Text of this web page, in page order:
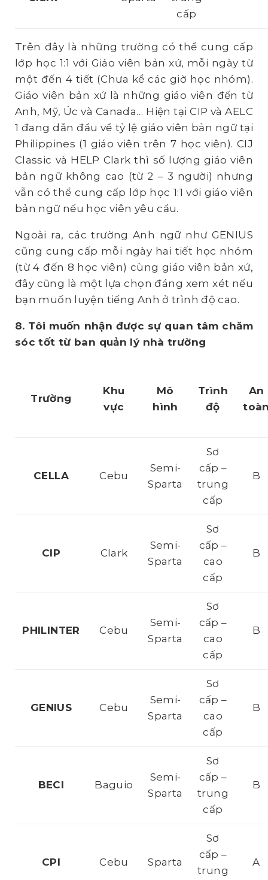
cấp
Trên đây là những trường có thể cung cấp
lớp học 1:1 với Giáo viên bản xứ, mỗi ngày từ
một đến 4 tiết (Chưa kể các giờ học nhóm).
Giáo viên bản xứ là những giáo viên đến từ
Anh, Mỹ, Úc và Canada… Hiện tại CIP và AELC
1 đang dẫn đầu về tỷ lệ giáo viên bản ngữ tại
Philippines (1 giáo viên trên 7 học viên). CIJ
Classic và HELP Clark thì số lượng giáo viên
bản ngữ không cao (từ 2 – 3 người) nhưng
vẫn có thể cung cấp lớp học 1:1 với giáo viên
bản ngữ nếu học viên yêu cầu.
Ngoài ra, các trường Anh ngữ như GENIUS
cũng cung cấp mỗi ngày hai tiết học nhóm
(từ 4 đến 8 học viên) cùng giáo viên bản xứ,
đây cũng là một lựa chọn đáng xem xét nếu
bạn muốn luyện tiếng Anh ở trình độ cao.
8. Tôi muốn nhận được sự quan tâm chăm
sóc tốt từ ban quản lý nhà trường
Trường
Khu
vực
Mô
hình
Trình
độ
An
CELLA Cebu
Semi-
Sparta
Sơ
cấp –
trung
cấp
B
CIP Clark
Semi-
Sparta
Sơ
cấp –
cao
cấp
B
PHILINTER Cebu
Semi-
Sparta
Sơ
cấp –
cao
cấp
B
GENIUS Cebu
Semi-
Sparta
Sơ
cấp –
cao
cấp
B
BECI Baguio
Semi-
Sparta
Sơ
cấp –
trung
cấp
B
CPI Cebu Sparta
Sơ
cấp –
trung
A